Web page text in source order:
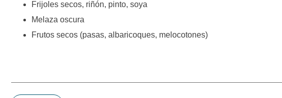
Frijoles secos, riñón, pinto, soya
Melaza oscura
Frutos secos (pasas, albaricoques, melocotones)